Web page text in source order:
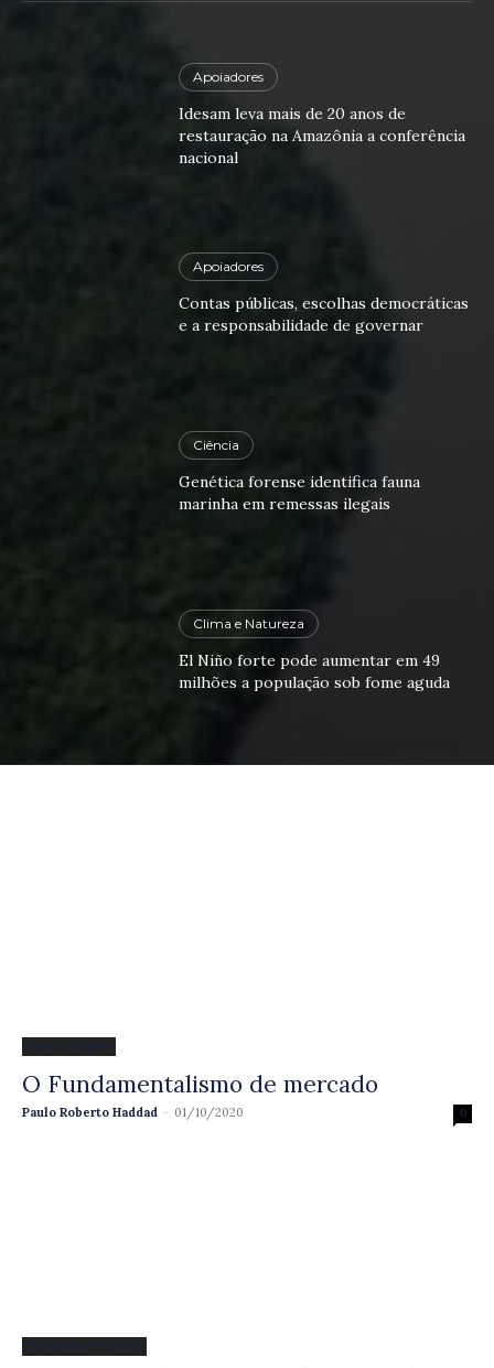
Apoiadores
Idesam leva mais de 20 anos de
restauração na Amazônia a conferência
nacional
Apoiadores
Contas públicas, escolhas democráticas
e a responsabilidade de governar
Ciência
Genética forense identifica fauna
marinha em remessas ilegais
Clima e Natureza
El Niño forte pode aumentar em 49
milhões a população sob fome aguda
Sem categoria
O Fundamentalismo de mercado
Paulo Roberto Haddad - 01/10/2020 0
Economia e Política